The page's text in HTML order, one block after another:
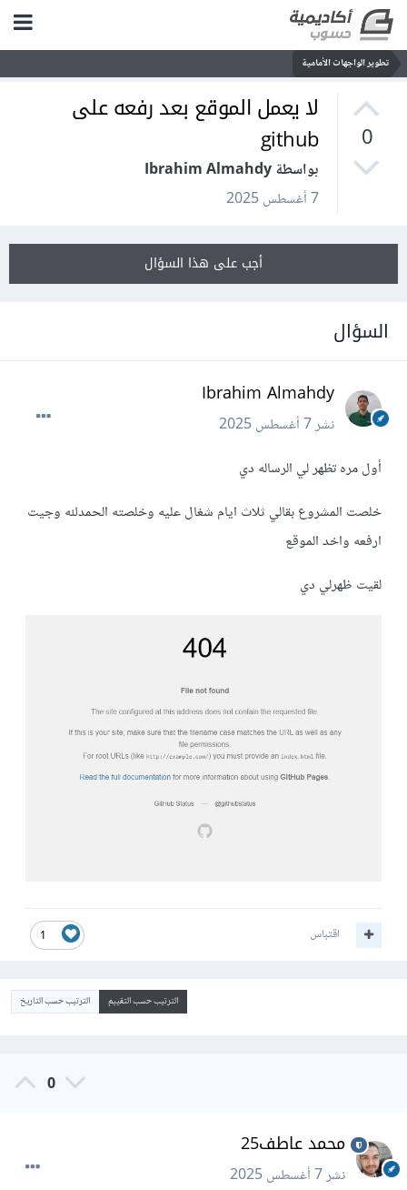
تطوير الواجهات الأمامية
0
لا يعمل الموقع بعد رفعه على
github
بواسطة Ibrahim Almahdy
7 أغسطس 2025
أجب على هذا السؤال
السؤال
Ibrahim Almahdy
نشر7 أغسطس 2025
أول مره تظهر لي الرساله دي
خلصت المشروع بقالي ثلاث ايام شغال عليه وخلصته الحمدلله وجيت
ارفعه واخد الموقع
لقيت ظهرلي دي
1 اقتباس
الترتيب حسب التقييم الترتيب حسب التاريخ
0
محمد عاطف25
نشر7 أغسطس 2025